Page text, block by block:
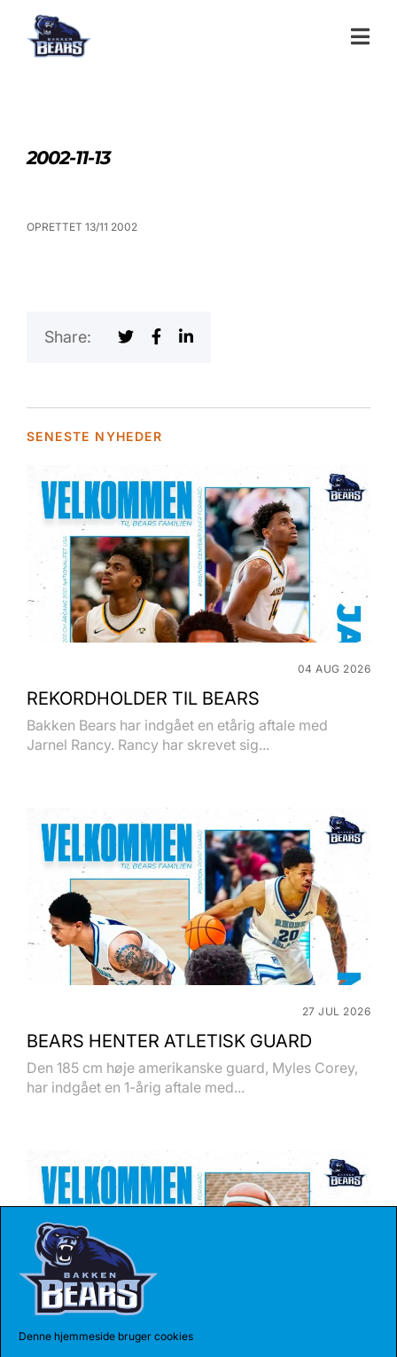
Denne hjemmeside bruger cookies
2002-11-13
OPRETTET 13/11 2002
Share:
SENESTE NYHEDER
04 AUG 2026
REKORDHOLDER TIL BEARS
Bakken Bears har indgået en etårig aftale med
Jarnel Rancy. Rancy har skrevet sig...
27 JUL 2026
BEARS HENTER ATLETISK GUARD
Den 185 cm høje amerikanske guard, Myles Corey,
har indgået en 1-årig aftale med...